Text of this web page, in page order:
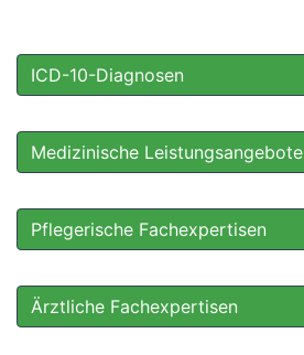
ICD-10-Diagnosen
Medizinische Leistungsangebote
Pflegerische Fachexpertisen
Ärztliche Fachexpertisen